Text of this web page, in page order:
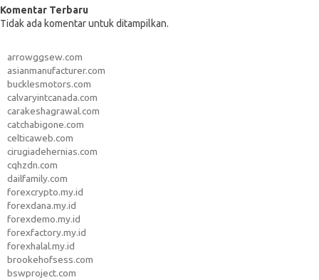
Komentar Terbaru
Tidak ada komentar untuk ditampilkan.
arrowggsew.com
asianmanufacturer.com
bucklesmotors.com
calvaryintcanada.com
carakeshagrawal.com
catchabigone.com
celticaweb.com
cirugiadehernias.com
cqhzdn.com
dailfamily.com
forexcrypto.my.id
forexdana.my.id
forexdemo.my.id
forexfactory.my.id
forexhalal.my.id
brookehofsess.com
bswproject.com